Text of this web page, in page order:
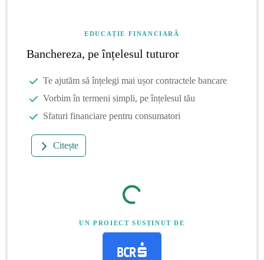
EDUCAȚIE FINANCIARĂ
Banchereza, pe înțelesul tuturor
Te ajutăm să înțelegi mai ușor contractele bancare
Vorbim în termeni simpli, pe înțelesul tău
Sfaturi financiare pentru consumatori
Citește
UN PROIECT SUSȚINUT DE